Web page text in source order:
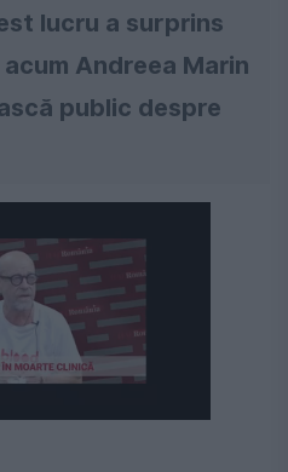
lucru a surprins
Andreea Marin
public despre